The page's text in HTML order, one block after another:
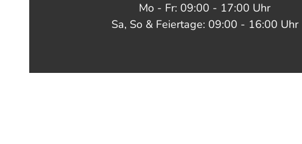
Mo - Fr: 09:00 - 17:00 Uhr
Sa, So & Feiertage: 09:00 - 16:00 Uhr